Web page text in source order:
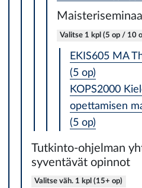
Valitse 1 kpl (5 op / 10
EKIS605 MA
(5 op)
KOPS2000
opettamisen
(5 op)
Tutkinto-ohjelman
syventävät opinnot
Valitse väh. 1 kpl (15+ op)